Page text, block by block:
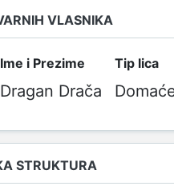
VLASNIKA
Ime i Prezime Tip lica
Dragan Drača
STRUKTURA